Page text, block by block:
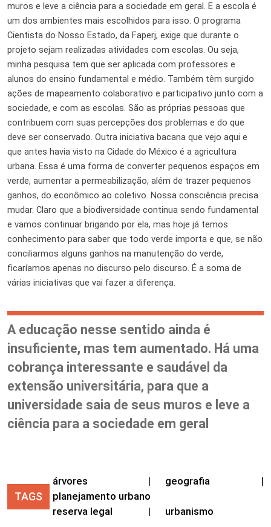
muros e leve a ciência para a sociedade em geral. E a escola é
um dos ambientes mais escolhidos para isso. O programa
Cientista do Nosso Estado, da Faperj, exige que durante o
projeto sejam realizadas atividades com escolas. Ou seja,
minha pesquisa tem que ser aplicada com professores e
alunos do ensino fundamental e médio. Também têm surgido
ações de mapeamento colaborativo e participativo junto com a
sociedade, e com as escolas. São as próprias pessoas que
contribuem com suas percepções dos problemas e do que
deve ser conservado. Outra iniciativa bacana que vejo aqui e
que antes havia visto na Cidade do México é a agricultura
urbana. Essa é uma forma de converter pequenos espaços em
verde, aumentar a permeabilização, além de trazer pequenos
ganhos, do econômico ao coletivo. Nossa consciência precisa
mudar. Claro que a biodiversidade continua sendo fundamental
e vamos continuar brigando por ela, mas hoje já temos
conhecimento para saber que todo verde importa e que, se não
conciliarmos alguns ganhos na manutenção do verde,
ficaríamos apenas no discurso pelo discurso. É a soma de
várias iniciativas que vai fazer a diferença.
A educação nesse sentido ainda é
insuficiente, mas tem aumentado. Há uma
cobrança interessante e saudável da
extensão universitária, para que a
universidade saia de seus muros e leve a
ciência para a sociedade em geral
TAGS
árvores | geografia
|
planejamento urbano
reserva legal
| urbanismo